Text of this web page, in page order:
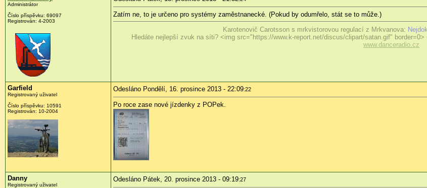
Administrátor
Číslo příspěvku: 69097
Registrován: 4-2003
Zatím ne, to je určeno pro systémy zaměstnanecké. (Pokud by odumřelo, stát se to může.)
Karotenovič Carotsson s mrkvistorovou regulací z Mrkvanova:
Hledáte nejlepší zvuk na síti? <img src="https://www.k-report.net/discus/clipart/satan.gif"
www.danceradio.cz
Garfield
Registrovaný uživatel
Číslo příspěvku: 10591
Registrován: 10-2004
Odesláno Pondělí, 16. prosince 2013 - 22:09:22
Po roce zase nové jízdenky z POPek.
Danny
Registrovaný uživatel
Odesláno Pátek, 20. prosince 2013 - 09:19:27